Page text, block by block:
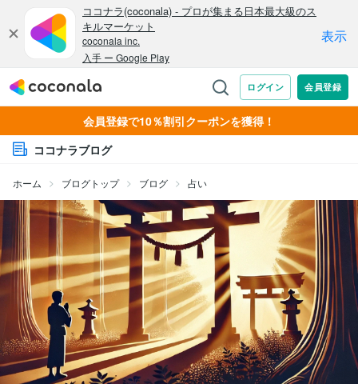
会員登録で10％割引クーポンを獲得！
ココナラブログ
ホーム ブログトップ ブログ 占い